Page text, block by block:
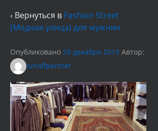
‹ Вернуться в Fashion Street
(Модная улица) для мужчин
Опубликовано 20 декабря 2019 Автор:
lunaflpartner